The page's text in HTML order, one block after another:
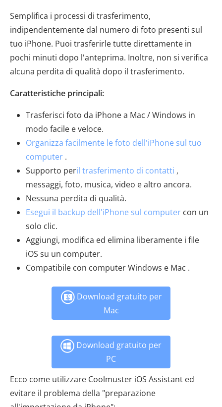
Semplifica i processi di trasferimento,
indipendentemente dal numero di foto presenti sul
tuo iPhone. Puoi trasferirle tutte direttamente in
pochi minuti dopo l'anteprima. Inoltre, non si verifica
alcuna perdita di qualità dopo il trasferimento.
Caratteristiche principali:
Trasferisci foto da iPhone a Mac / Windows in
modo facile e veloce.
Organizza facilmente le foto dell'iPhone sul tuo
computer .
Supporto peril trasferimento di contatti ,
messaggi, foto, musica, video e altro ancora.
Nessuna perdita di qualità.
Esegui il backup dell'iPhone sul computer con un
solo clic.
Aggiungi, modifica ed elimina liberamente i file
iOS su un computer.
Compatibile con computer Windows e Mac .
Download gratuito per
Mac
Download gratuito per
PC
Ecco come utilizzare Coolmuster iOS Assistant ed
evitare il problema della "preparazione